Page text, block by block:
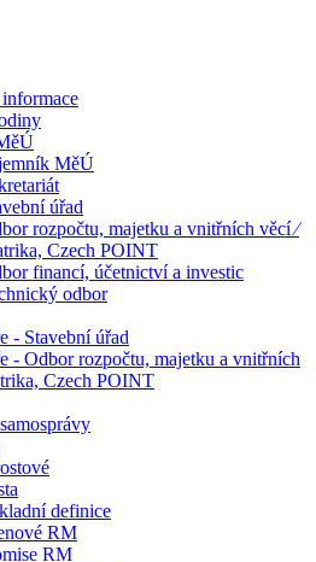
MěÚ
úřad
rozpočtu, majetku a vnitřních věcí ⁄
Czech POINT
financí, účetnictví a investic
odbor
- Stavební úřad
- Odbor rozpočtu, majetku a vnitřních
Czech POINT
definice
RM
RM